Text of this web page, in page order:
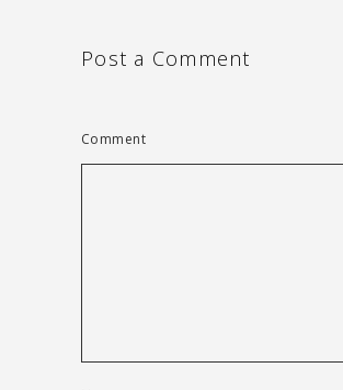
Post a Comment
Comment